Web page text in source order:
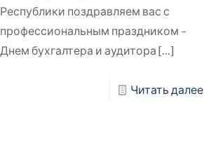
Республики поздравляем вас с
профессиональным праздником –
Днем бухгалтера и аудитора […]
Читать далее